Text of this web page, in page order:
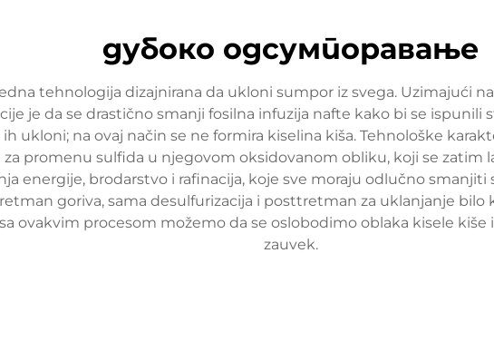
дубоко одсумпоравање
tehnologija dizajnirana da ukloni sumpor iz svega. Uzimajući
je da se drastično smanji fosilna infuzija nafte kako bi se ispunili
ukloni; na ovaj način se ne formira kiselina kiša. Tehnološke
za promenu sulfida u njegovom oksidovanom obliku, koji se zatim
energije, brodarstvo i rafinacija, koje sve moraju odlučno smanjiti
goriva, sama desulfurizacija i posttretman za uklanjanje bilo
ovakvim procesom možemo da se oslobodimo oblaka kisele
zauvek.